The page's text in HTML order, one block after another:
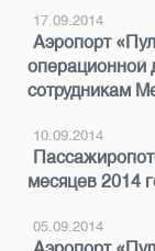
17.09.2014
Аэропорт
операционной
сотрудникам
10.09.2014
месяцев 2014
05.09.2014